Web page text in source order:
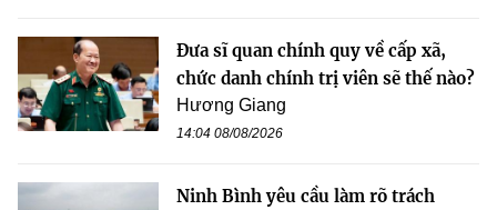
Đưa sĩ quan chính quy về cấp xã,
chức danh chính trị viên sẽ thế nào?
Hương Giang
14:04 08/08/2026
Ninh Bình yêu cầu làm rõ trách